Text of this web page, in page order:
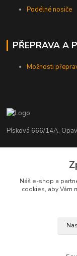
Podélné nosiče
PŘEPRAVA A
Možnosti
Písková 666/14A,
+420 776 839
info@nosice.com
Náš e-shop a
cookies, aby Vám